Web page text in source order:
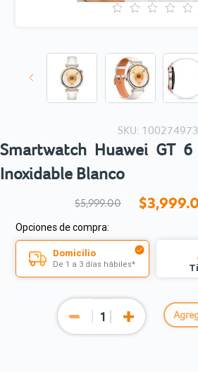
SKU: 100274973
Smartwatch Huawei GT
Inoxidable Blanco
$5,999.00 $3,999.
Opciones de compra:
Domicilio
De 1 a 3 días hábiles*